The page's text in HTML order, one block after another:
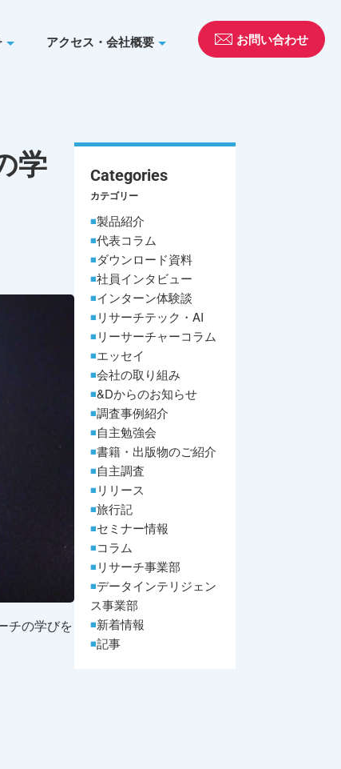
アクセス・会社概要 お問い合わせ
学
チの学びを
Categories
カテゴリー
製品紹介
代表コラム
ダウンロード資料
社員インタビュー
インターン体験談
リサーチテック・AI
リーサーチャーコラム
エッセイ
会社の取り組み
&Dからのお知らせ
調査事例紹介
自主勉強会
書籍・出版物のご紹介
自主調査
リリース
旅行記
セミナー情報
コラム
リサーチ事業部
データインテリジェン
ス事業部
新着情報
記事